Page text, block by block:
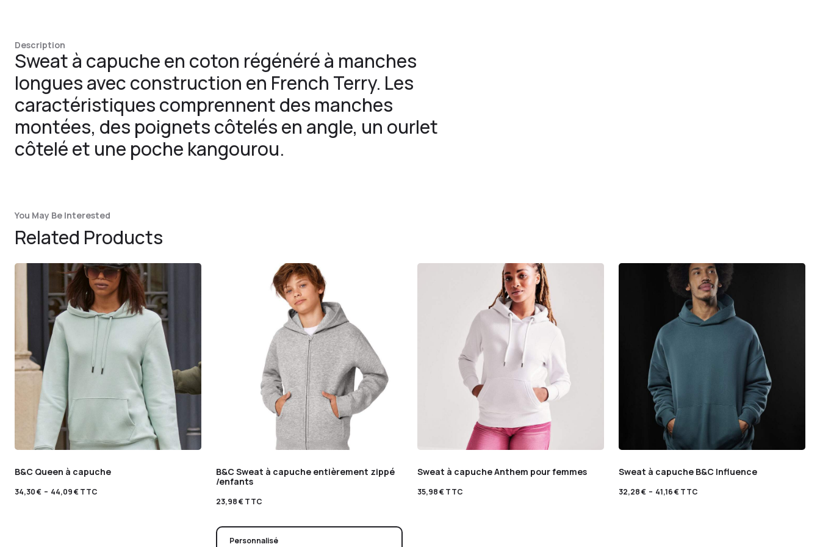
Description
Sweat à capuche en coton régénéré à manches
longues avec construction en French Terry. Les
caractéristiques comprennent des manches
montées, des poignets côtelés en angle, un ourlet
côtelé et une poche kangourou.
You May Be Interested
Related Products
B&C Queen à capuche
34,30€ – 44,09€TTC
B&C Sweat à capuche entièrement zippé
/enfants
23,98€TTC
Personnalisé
Sweat à capuche Anthem pour femmes
35,98€TTC
Sweat à capuche B&C Influence
32,28€ – 41,16€TTC